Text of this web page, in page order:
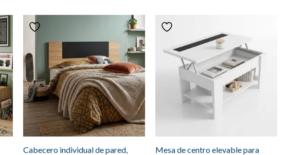
Cabecero individual de pared,
Mesa de centro elevable para